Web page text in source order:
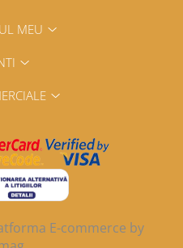
MEU
E-commerce by